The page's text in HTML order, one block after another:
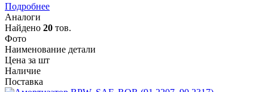
Подробнее
Аналоги
Найдено 20 тов.
Фото
Наименование детали
Цена за шт
Наличие
Поставка